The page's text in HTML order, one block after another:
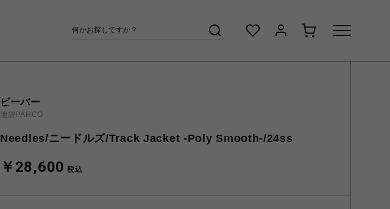
ビーバー
池袋PARCO
Needles/ニードルズ/Track Jacket -Poly Smooth-/24ss
￥28,600 税込